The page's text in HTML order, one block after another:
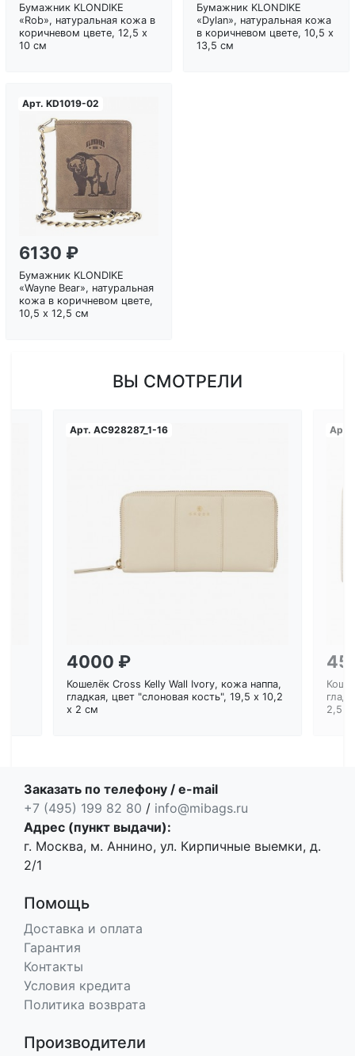
Бумажник KLONDIKE
«Rob», натуральная кожа в
коричневом цвете, 12,5 х
10 см
Бумажник KLONDIKE
«Dylan», натуральная кожа
в коричневом цвете, 10,5 х
13,5 см
Арт. KD1019-02
Загрузка...
6130 ₽
Бумажник KLONDIKE
«Wayne Bear», натуральная
кожа в коричневом цвете,
10,5 х 12,5 см
ВЫ СМОТРЕЛИ
Арт. AC928287_1-16
4000 ₽
Кошелёк Cross Kelly Wall Ivory, кожа наппа,
гладкая, цвет "слоновая кость", 19,5 x 10,2
x 2 см
Арт.
2,5
Заказать по телефону / e-mail
+7 (495) 199 82 80 / info@mibags.ru
Адрес (пункт выдачи):
г. Москва, м. Аннино, ул. Кирпичные выемки, д.
2/1
Помощь
Доставка и оплата
Гарантия
Контакты
Условия кредита
Политика возврата
Производители